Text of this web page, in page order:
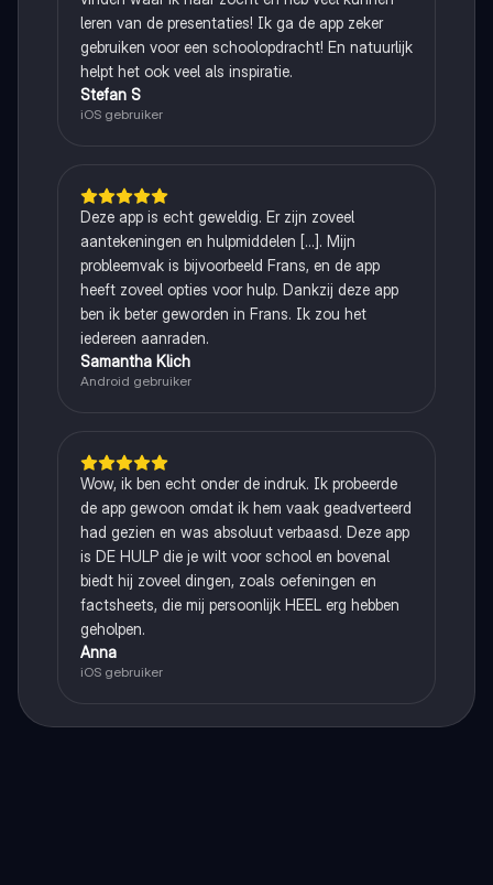
leren van de presentaties! Ik ga de app zeker
gebruiken voor een schoolopdracht! En natuurlijk
helpt het ook veel als inspiratie.
Stefan S
iOS gebruiker
Deze app is echt geweldig. Er zijn zoveel
aantekeningen en hulpmiddelen [...]. Mijn
probleemvak is bijvoorbeeld Frans, en de app
heeft zoveel opties voor hulp. Dankzij deze app
ben ik beter geworden in Frans. Ik zou het
iedereen aanraden.
Samantha Klich
Android gebruiker
Wow, ik ben echt onder de indruk. Ik probeerde
de app gewoon omdat ik hem vaak geadverteerd
had gezien en was absoluut verbaasd. Deze app
is DE HULP die je wilt voor school en bovenal
biedt hij zoveel dingen, zoals oefeningen en
factsheets, die mij persoonlijk HEEL erg hebben
geholpen.
Anna
iOS gebruiker